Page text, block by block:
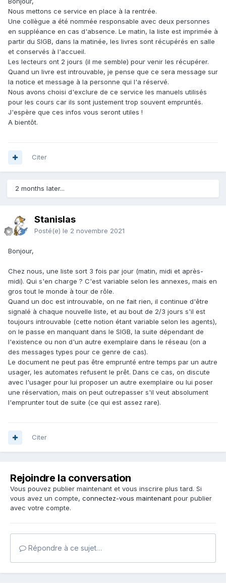
Nous mettons ce service en place à la rentrée.
Une collègue a été nommée responsable avec deux personnes
en suppléance en cas d'absence. Le matin, la liste est imprimée à
partir du SIGB, dans la matinée, les livres sont récupérés en salle
et conservés à l'accueil.
Les lecteurs ont 2 jours (il me semble) pour venir les récupérer.
Quand un livre est introuvable, je pense que ce sera message sur
la notice et message à la personne qui l'a réservé.
Nous avons choisi d'exclure de ce service les manuels utilisés
pour les cours car ils sont justement trop souvent empruntés.
J'espère que ces infos vous seront utiles !
A bientôt.
Citer
2 months later...
Stanislas
Posté(e) le 2 novembre 2021
Bonjour,
Chez nous, une liste sort 3 fois par jour (matin, midi et après-
midi). Qui s'en charge ? C'est variable selon les annexes, mais en
gros tout le monde à tour de rôle.
Quand un doc est introuvable, on ne fait rien, il continue d'être
signalé à chaque nouvelle liste, et au bout de 2/3 jours s'il est
toujours introuvable (cette notion étant variable selon les agents),
on le passe en manquant dans le SIGB, la suite dépendant de
l'existence ou non d'un autre exemplaire dans le réseau (on a
des messages types pour ce genre de cas).
Le document ne peut pas être emprunté entre temps par un autre
usager, les automates refusent le prêt. Dans ce cas, on discute
avec l'usager pour lui proposer un autre exemplaire ou lui poser
une réservation, mais on peut outrepasser s'il veut absolument
l'emprunter tout de suite (ce qui est assez rare).
Citer
Rejoindre la conversation
Vous pouvez publier maintenant et vous inscrire plus tard. Si
vous avez un compte, connectez-vous maintenant pour publier
avec votre compte.
Répondre à ce sujet…